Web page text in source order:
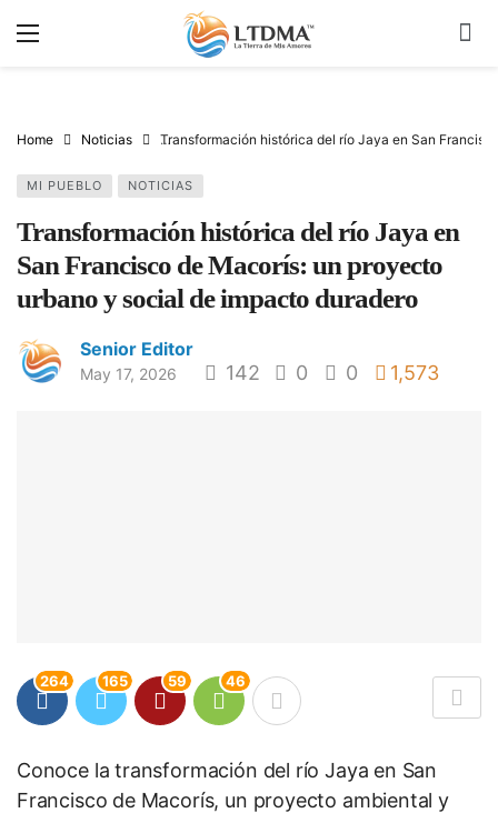
Home Noticias Transformación histórica del río Jaya en San
MI PUEBLO NOTICIAS
Transformación histórica del río Jaya en
San Francisco de Macorís: un proyecto
urbano y social de impacto duradero
Senior Editor
May 17, 2026 142 0 0 1,573
264 165 59 46
Conoce la transformación del río Jaya en San
Francisco de Macorís, un proyecto ambiental y